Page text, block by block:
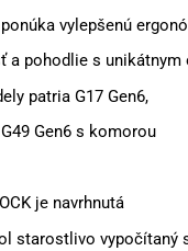
vylepšenú
a pohodlie s unikátnym
patria G17 Gen6,
Gen6 s komorou
je navrhnutá
starostlivo vypočítaný